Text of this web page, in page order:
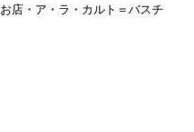
お店・ア・ラ・カルト＝バスチ